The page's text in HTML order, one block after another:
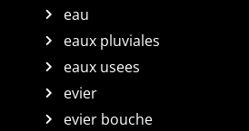
eau
eaux pluviales
eaux usees
evier
evier bouche